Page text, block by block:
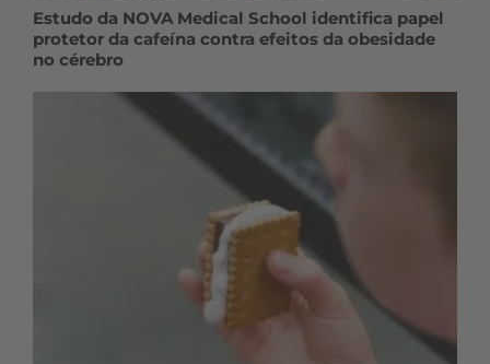
Estudo da NOVA Medical School identifica papel
protetor da cafeína contra efeitos da obesidade
no cérebro